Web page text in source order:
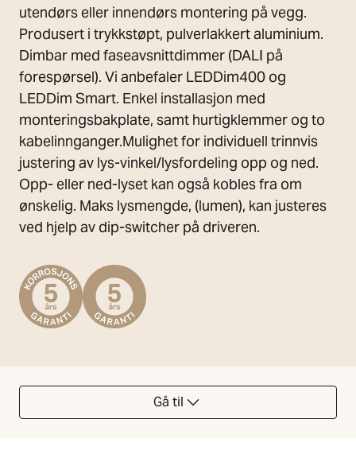
utendørs eller innendørs montering på vegg.
Produsert i trykkstøpt, pulverlakkert aluminium.
Dimbar med faseavsnittdimmer (DALI på
forespørsel). Vi anbefaler LEDDim400 og
LEDDim Smart. Enkel installasjon med
monteringsbakplate, samt hurtigklemmer og to
kabelinnganger.Mulighet for individuell trinnvis
justering av lys-vinkel/lysfordeling opp og ned.
Opp- eller ned-lyset kan også kobles fra om
ønskelig. Maks lysmengde, (lumen), kan justeres
ved hjelp av dip-switcher på driveren.
Gå til